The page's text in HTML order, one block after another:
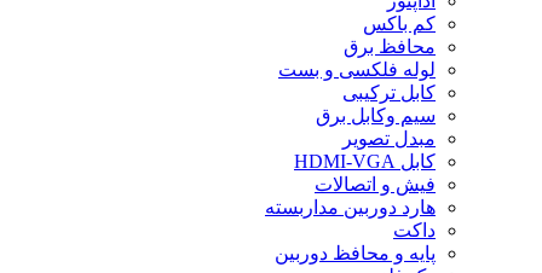
کم باکس
محافظ برق
لوله فلکسی و بست
کابل ترکیبی
سیم وکابل برق
مبدل تصویر
کابل HDMI-VGA
فیش و اتصالات
هارد دوربین مداربسته
داکت
پایه و محافظ دوربین